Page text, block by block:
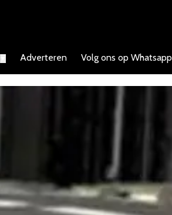
Adverteren Volg ons op Whatsapp